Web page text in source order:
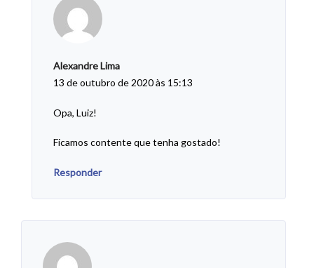
Alexandre Lima
13 de outubro de 2020 às 15:13
Opa, Luiz!
Ficamos contente que tenha gostado!
Responder